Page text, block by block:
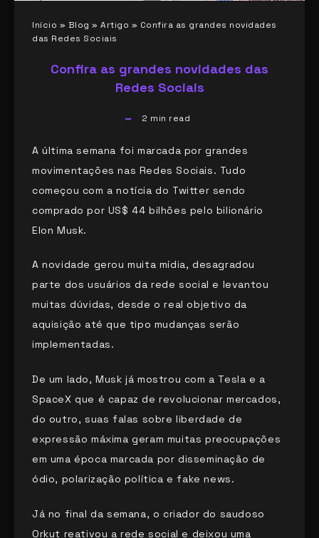
Início » Blog » Artigo » Confira as grandes novidades
das Redes Sociais
Confira as grandes novidades das
Redes Sociais
2 min read
A última semana foi marcada por grandes
movimentações nas Redes Sociais. Tudo
começou com a notícia do Twitter sendo
comprado por US$ 44 bilhões pelo bilionário
Elon Musk.
A novidade gerou muita mídia, desagradou
parte dos usuários da rede social e levantou
muitas dúvidas, desde o real objetivo da
aquisição até que tipo mudanças serão
implementadas.
De um lado, Musk já mostrou com a Tesla e a
SpaceX que é capaz de revolucionar mercados,
do outro, suas falas sobre liberdade de
expressão máxima geram muitas preocupações
em uma época marcada por disseminação de
ódio, polarização política e fake news.
Já no final da semana, o criador do saudoso
Orkut reativou a rede social e deixou uma